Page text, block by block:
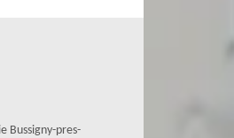
Bussigny-pres-